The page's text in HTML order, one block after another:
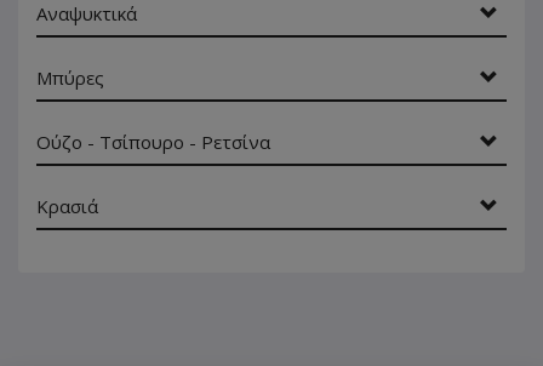
Αναψυκτικά
Μπύρες
Ούζο - Τσίπουρο - Ρετσίνα
Κρασιά